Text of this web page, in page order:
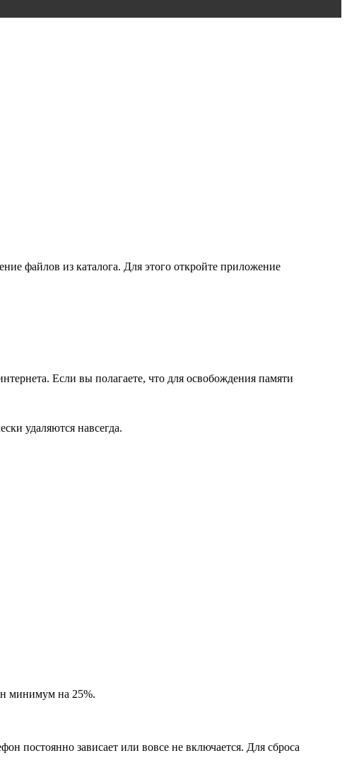
файлов из каталога. Для этого откройте приложение
Если вы полагаете, что для освобождения памяти
удаляются навсегда.
минимум на 25%.
постоянно зависает или вовсе не включается. Для сброса